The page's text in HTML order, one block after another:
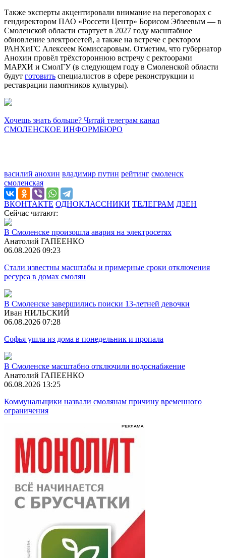
Также эксперты акцентировали внимание на переговорах с
гендиректором ПАО «Россети Центр» Борисом Эбзеевым — в
Смоленской области стартует в 2027 году масштабное
обновление электросетей, а также на встрече с ректором
РАНХиГС Алексеем Комиссаровым. Отметим, что губернатор
Анохин провёл трёхстороннюю встречу с ректоорами
МАРХИ и СмолГУ (в следующем году в Смоленской области
будут готовить специалистов в сфере реконструкции и
реставрации памятников культуры).
Хочешь знать больше? Читай телеграм канал
СМОЛЕНСКОЕ ИНФОРМБЮРО
василий анохин владимир путин рейтинг смоленск
смоленская
ВКОНТАКТЕ ОДНОКЛАССНИКИ ТЕЛЕГРАМ ДЗЕН
Сейчас читают:
В Смоленске произошла авария на электросетях
Анатолий ГАПЕЕНКО
06.08.2026 09:23
Стали известны масштабы и примерные сроки отключения
ресурса в домах смолян
В Смоленске завершились поиски 13-летней девочки
Иван НИЛЬСКИЙ
06.08.2026 07:28
Софья ушла из дома в понедельник и пропала
В Смоленске масштабно отключили водоснабжение
Анатолий ГАПЕЕНКО
06.08.2026 13:25
Коммунальщики назвали смолянам причину временного
ограничения